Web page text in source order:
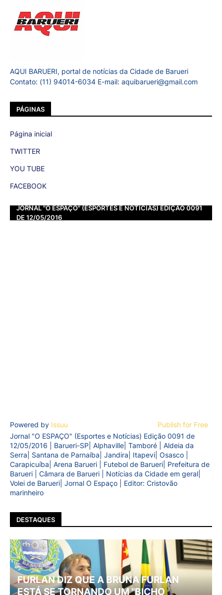
AQUI BARUERI, portal de notícias da Cidade de Barueri
Contato: (11) 94014-6034 E-mail: aquibarueri@gmail.com
PÁGINAS
Página inicial
TWITTER
YOU TUBE
FACEBOOK
JORNAL "O ESPAÇO" (ESPORTES E NOTÍCIAS) EDIÇÃO 0091
DE 12/05/2016
Powered by Issuu
Publish for Free
Jornal "O ESPAÇO" (Esportes e Notícias) Edição 0091 de
12/05/2016 | Barueri-SP| Alphaville| Tamboré | Aldeia da
Serra| Santana de Parnaíba| Jandira| Itapevi| Osasco |
Carapicuíba| Arena Barueri | Futebol de Barueri| Prefeitura de
Barueri | Câmara de Barueri | Notícias da Cidade em geral|
Volei de Barueri| Jornal O Espaço | Editor: Cristovão
marinheiro
DESTAQUES
FURLAN DIZ QUE A BRUNA FURLAN
ESTÁ SE TORNANDO UM "BICHO